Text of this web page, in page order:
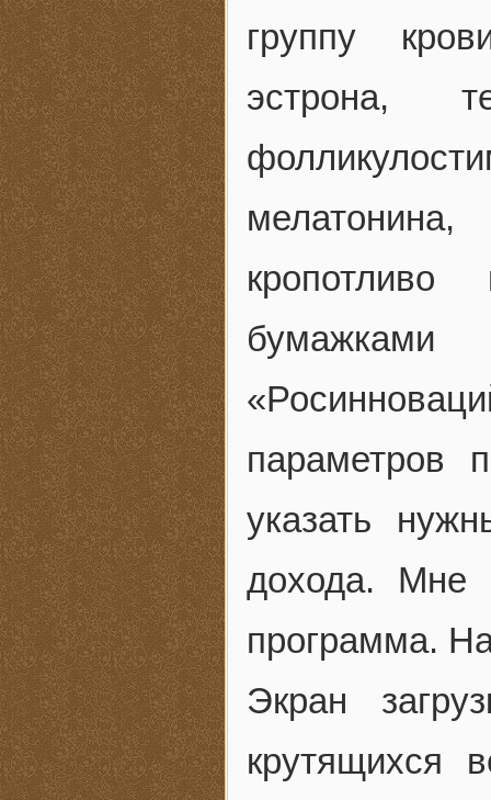
группу
эстрона,
параметров
указать
дохода. Мне
программа.
Экран
крутящихся